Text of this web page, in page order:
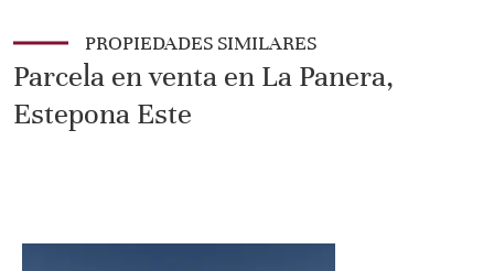
PROPIEDADES SIMILARES
Parcela en venta en La Panera,
Estepona Este